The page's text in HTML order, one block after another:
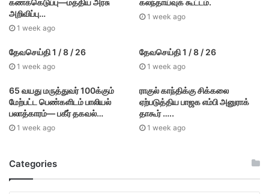
கணக்கெடுப்பு—மத்திய அரசு
அறிவிப்பு…
1 week ago
கலந்தாய்வுக் கூட்டம்.
1 week ago
தேவசெய்தி 1 / 8 / 26
1 week ago
தேவசெய்தி 1 / 8 / 26
1 week ago
65 வயது மருத்துவர் 100க்கும்
மேற்பட்ட பெண்களிடம் பாலியல்
பலாத்காரம்— பகீர் தகவல்…
1 week ago
ராகுல் காந்திக்கு சிக்கலை
ஏற்படுத்திய பாஜக எம்பி அனுராக்
தாகூர் …..
1 week ago
Categories